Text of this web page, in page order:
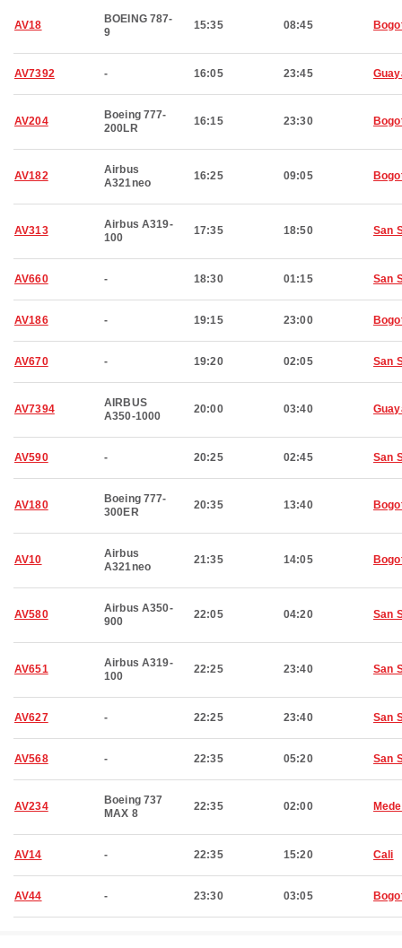
AV18
BOEING 787-
9
15:35 08:45
AV7392 - 16:05 23:45
AV204
Boeing 777-
200LR
16:15 23:30
AV182
Airbus
A321neo
16:25 09:05
AV313
Airbus A319-
100
17:35 18:50 San
AV660 - 18:30 01:15 San
AV186 - 19:15 23:00
AV670 - 19:20 02:05 San
AV7394
AIRBUS
A350-1000
20:00 03:40
AV590 - 20:25 02:45 San
AV180
Boeing 777-
300ER
20:35 13:40
AV10
Airbus
A321neo
21:35 14:05
AV580
Airbus A350-
900
22:05 04:20 San
AV651
Airbus A319-
100
22:25 23:40 San
AV627 - 22:25 23:40 San
AV568 - 22:35 05:20 San
AV234
Boeing 737
MAX 8
22:35 02:00
AV14 - 22:35 15:20 Cali
AV44 - 23:30 03:05